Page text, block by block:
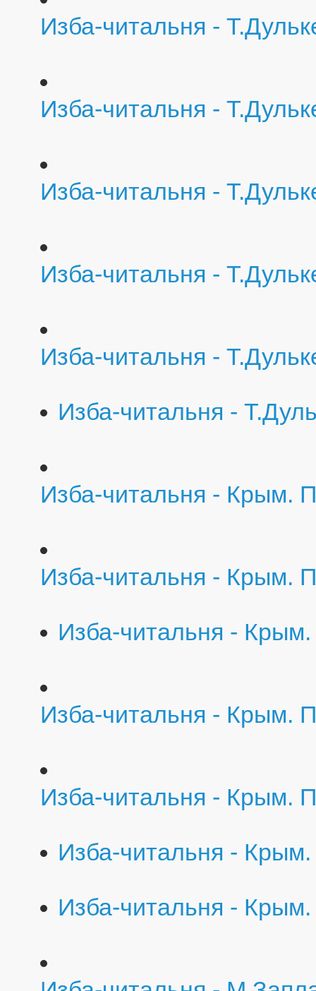
Изба-читальня -
Изба-читальня -
Изба-читальня -
Изба-читальня -
Изба-читальня -
Изба-читальня -
Изба-читальня - Крым.
Изба-читальня - Крым.
Изба-читальня -
Изба-читальня - Крым.
Изба-читальня - Крым.
Изба-читальня -
Изба-читальня -